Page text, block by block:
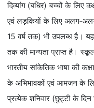
दिव्यांग (बधिर) बच्चों के लिए
एवं लड़कियों के लिए अलग-
15 वर्ष तक) भी उपलब्ध है। यह
तक की मान्यता प्राप्त है।
भारतीय सांकेतिक भाषा की
के अभिभावकों एवं आमजन के
प्रत्येक शनिवार (छुट्टी के